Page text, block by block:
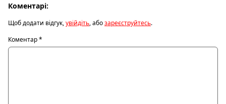
Коментарі:
Щоб додати відгук,увійдіть, абозареєструйтесь.
Коментар*